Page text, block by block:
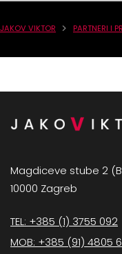
JAKOV VIKTOR PARTNERI I
Magdiceve stube 2
10000 Zagreb
TEL: +385 (1) 3755 092
MOB: +385 (91) 4805